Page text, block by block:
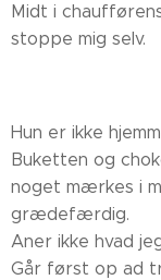
Midt i
stoppe mig selv.
Hun er ikke
Buketten og
noget mærkes i
grædefærdig.
Aner ikke hvad
Går først op ad